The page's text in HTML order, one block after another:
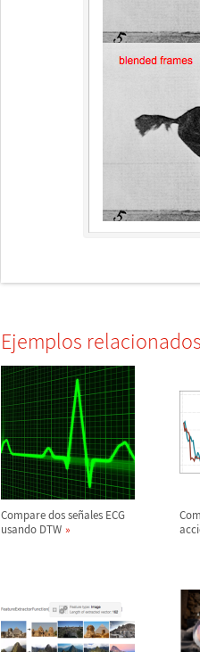
Ejemplos
Compare dos señales ECG
usando DTW